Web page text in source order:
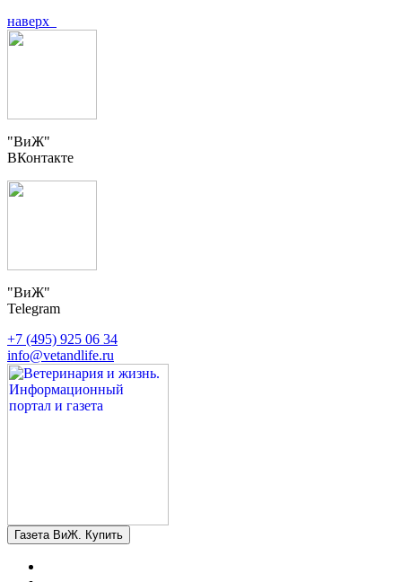
наверх
"ВиЖ"
ВКонтакте
"ВиЖ"
Telegram
+7 (495) 925 06 34
info@vetandlife.ru
Газета ВиЖ. Купить